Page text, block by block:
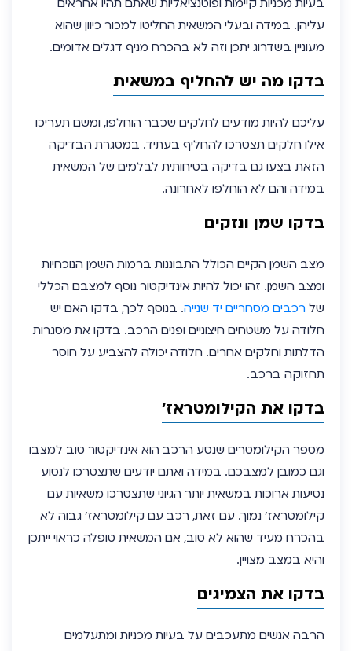
עליהן. במידה ובעלי המשאית החליטו למכור כיוון שהוא
מעוניין בשדרוג יתכן וזה לא בהכרח מניף דגלים אדומים.
בדקו מה יש להחליף במשאית
עליכם להיות מודעים לחלקים שכבר הוחלפו, ומשם תעריכו
אילו חלקים תצטרכו להחליף בעתיד. במסגרת הבדיקה
הזאת בצעו גם בדיקה בטיחותית לבלמים של המשאית
במידה והם לא הוחלפו לאחרונה.
בדקו שמן ונזקים
מצב השמן הקיים הכולל התבוננות ברמות השמן הנוכחיות
ומצב השמן. זהו יכול להיות אינדיקטור נוסף למצבם הכללי
של רכבים מסחריים יד שנייה. בנוסף לכך, בדקו האם יש
חלודה על משטחים חיצוניים ופנים הרכב. בדקו את מסגרות
הדלתות וחלקים אחרים. חלודה יכולה להצביע על חוסר
תחזוקה ברכב.
בדקו את הקילומטראז’
מספר הקילומטרים שנסע הרכב הוא אינדיקטור טוב למצבו
וגם כמובן למצבכם. במידה ואתם יודעים שתצטרכו לנסוע
נסיעות ארוכות במשאית יותר הגיוני שתצטרכו משאיות עם
קילומטראז’ נמוך. עם זאת, רכב עם קילומטראז’ גבוה לא
בהכרח מעיד שהוא לא טוב, אם המשאית טופלה כראוי ייתכן
והיא במצב מצויין.
בדקו את הצמיגים
הרבה אנשים מתעכבים על בעיות מכניות ומתעלמים